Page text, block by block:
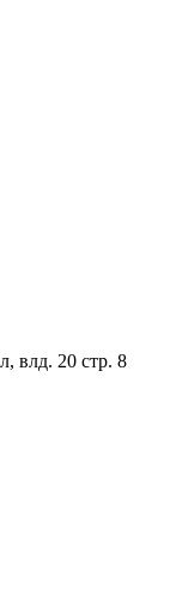
влд. 20 стр. 8